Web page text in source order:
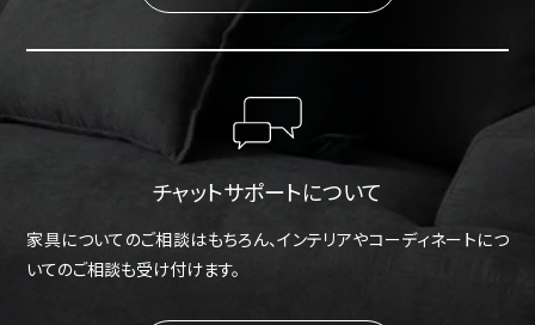
チャットサポートについて
家具についてのご相談はもちろん、インテリアやコーディネートにつ
いてのご相談も受け付けます。